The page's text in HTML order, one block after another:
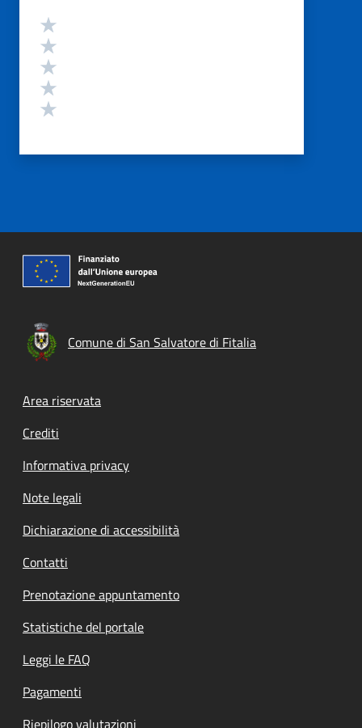
Valutazione
Comune di San Salvatore di Fitalia
Footer menu
Area riservata
Crediti
Informativa privacy
Note legali
Dichiarazione di accessibilità
Contatti
Prenotazione appuntamento
Statistiche del portale
Leggi le FAQ
Pagamenti
Riepilogo valutazioni